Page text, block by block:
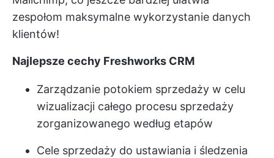
zespołom maksymalne wykorzystanie danych
klientów!
Najlepsze cechy Freshworks CRM
Zarządzanie potokiem sprzedaży w celu
wizualizacji całego procesu sprzedaży
zorganizowanego według etapów
Cele sprzedaży do ustawiania i śledzenia